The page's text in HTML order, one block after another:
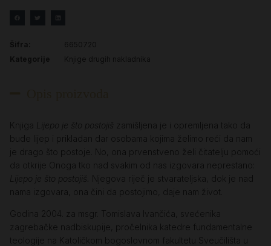
Šifra:
6650720
Kategorije
Knjige drugih nakladnika
Knjiga Lijepo je što postojiš
zamišljena je i opremljena tako da
bude lijep i prikladan dar osobama kojima želimo reći da nam
je drago što postoje. No, ona prvenstveno želi čitatelju pomoći
da otkrije Onoga tko nad svakim od nas izgovara neprestano:
Lijepo je što postojiš.
Njegova riječ je stvarateljska, dok je nad
nama izgovara, ona čini da postojimo, daje nam život.
Godina 2004. za msgr. Tomislava Ivančića, svećenika
zagrebačke nadbiskupije, pročelnika katedre fundamentalne
teologije na Katoličkom bogoslovnom fakultetu Sveučilišta u